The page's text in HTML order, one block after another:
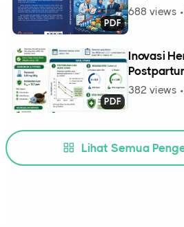
PDF
Strategi
688 views
PDF
Inovasi
Hitam
Perineum
382 views
Lihat Semua